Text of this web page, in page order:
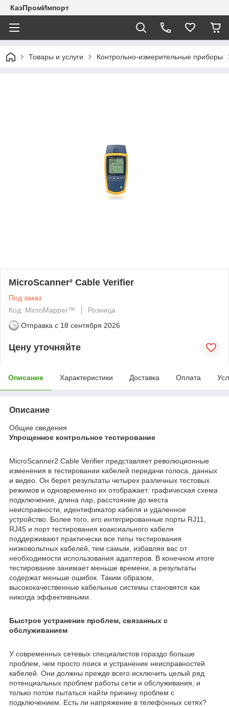
КазПромИмпорт
Товары и услуги Контрольно-измерительные приборы
MicroScanner² Cable Verifier
Под заказ
Код: MicroMapper™
Розница
Отправка с 18 сентября 2026
Цену уточняйте
Описание Характеристики Доставка Оплата
Описание
Общие сведения
Упрощенное контрольное тестирование
MicroScanner2 Cable Verifier представляет революционные
изменения в тестировании кабелей передачи голоса, данных
и видео. Он берет результаты четырех различных тестовых
режимов и одновременно их отображает: графическая схема
подключения, длина пар, расстояние до места
неисправности, идентификатор кабеля и удаленное
устройство. Более того, его интегрированные порты RJ11,
RJ45 и порт тестирования коаксиального кабеля
поддерживают практически все типы тестирования
низковольтных кабелей, тем самым, избавляя вас от
необходимости использования адаптеров. В конечном итоге
тестирование занимает меньше времени, а результаты
содержат меньше ошибок. Таким образом,
высококачественные кабельные системы становятся как
никогда эффективными.
Быстрое устранение проблем, связанных с
обслуживанием
У современных сетевых специалистов гораздо больше
проблем, чем просто поиск и устранение неисправностей
кабелей. Они должны прежде всего исключить целый ряд
потенциальных проблем работы сети и обслуживания, и
только потом пытаться найти причину проблем с
подключением. Есть ли напряжение в телефонных сетях?